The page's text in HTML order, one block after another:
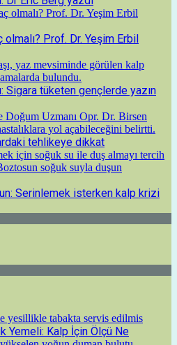
Prof. Dr. Yeşim Erbil
Sigara tüketen gençlerde yazın
tehlikeye dikkat
Serinlemek isterken kalp krizi
Yemeli: Kalp İçin Ölçü Ne